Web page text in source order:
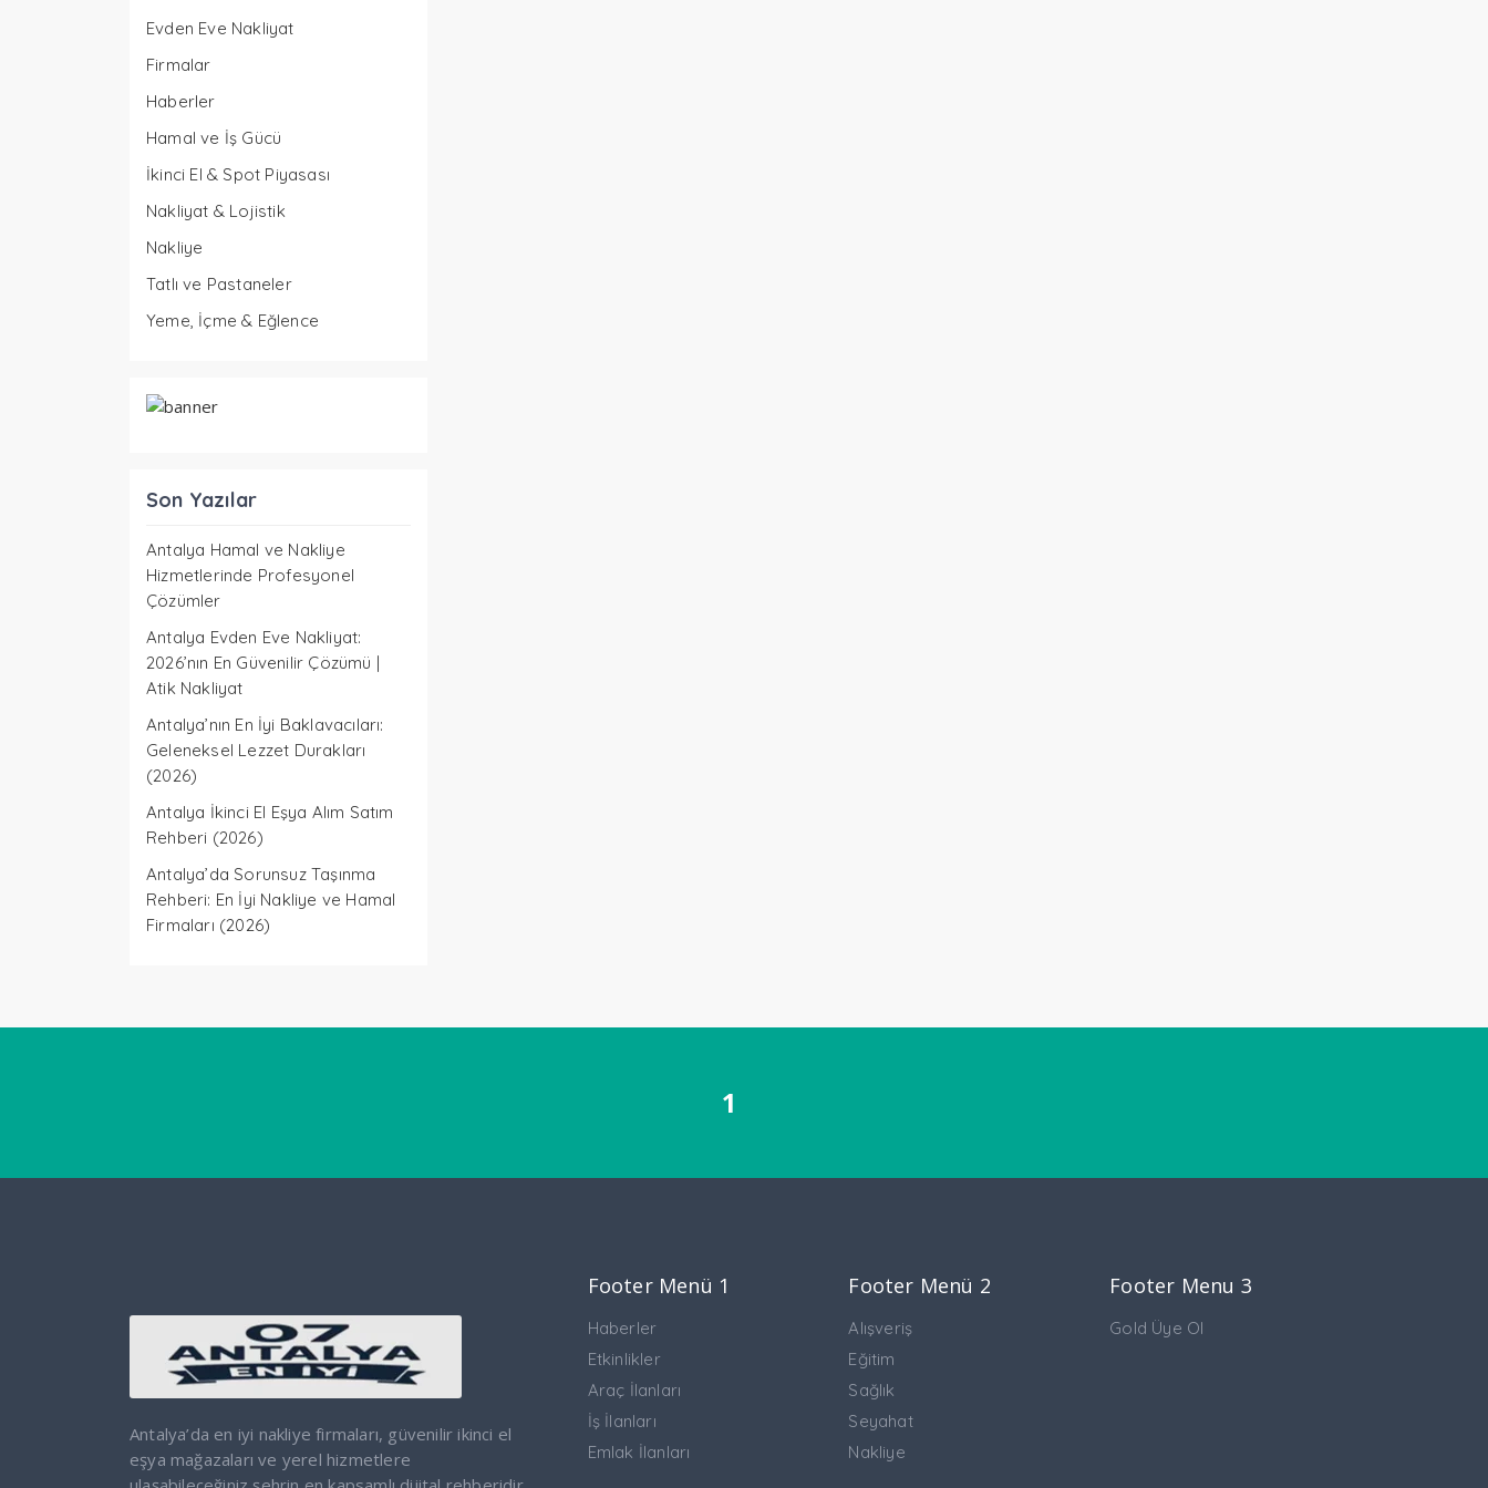
Evden Eve Nakliyat
Firmalar
Haberler
Hamal ve İş Gücü
İkinci El & Spot Piyasası
Nakliyat & Lojistik
Nakliye
Tatlı ve Pastaneler
Yeme, İçme & Eğlence
Son Yazılar
Antalya Hamal ve Nakliye
Hizmetlerinde Profesyonel
Çözümler
Antalya Evden Eve Nakliyat:
2026’nın En Güvenilir Çözümü |
Atik Nakliyat
Antalya’nın En İyi Baklavacıları:
Geleneksel Lezzet Durakları
(2026)
Antalya İkinci El Eşya Alım Satım
Rehberi (2026)
Antalya’da Sorunsuz Taşınma
Rehberi: En İyi Nakliye ve Hamal
Firmaları (2026)
1
Antalya’da en iyi nakliye firmaları, güvenilir ikinci el
eşya mağazaları ve yerel hizmetlere
Footer Menü 1
Haberler
Etkinlikler
Araç İlanları
İş İlanları
Emlak İlanları
Footer Menü 2
Alışveriş
Eğitim
Sağlık
Seyahat
Nakliye
Footer Menu 3
Gold Üye Ol